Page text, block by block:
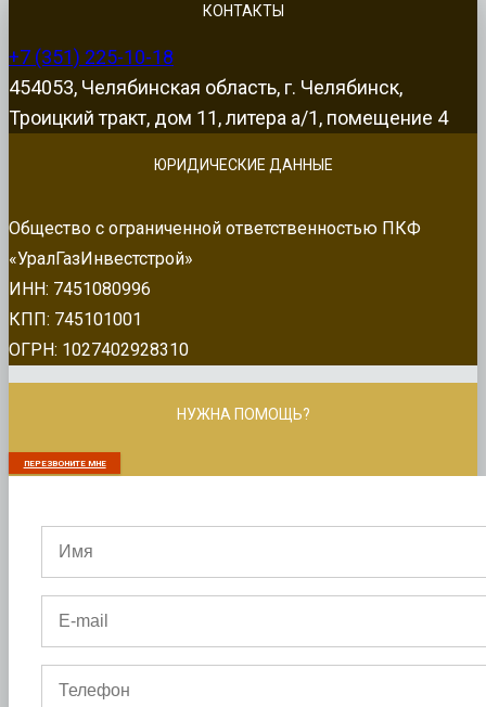
КОНТАКТЫ
+7 (351) 225-10-18
454053, Челябинская область, г. Челябинск,
Троицкий тракт, дом 11, литера а/1, помещение 4
ЮРИДИЧЕСКИЕ ДАННЫЕ
Общество с ограниченной ответственностью ПКФ
«УралГазИнвестстрой»
ИНН: 7451080996
КПП: 745101001
ОГРН: 1027402928310
НУЖНА ПОМОЩЬ?
ПЕРЕЗВОНИТЕ МНЕ